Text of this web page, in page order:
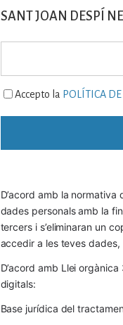
SANT JOAN DESPÍ
Accepto la POLÍTICA
D’acord amb la
dades personals amb la
tercers i s’eliminaran un
accedir a les teves
D’acord amb Llei
digitals:
Base jurídica del